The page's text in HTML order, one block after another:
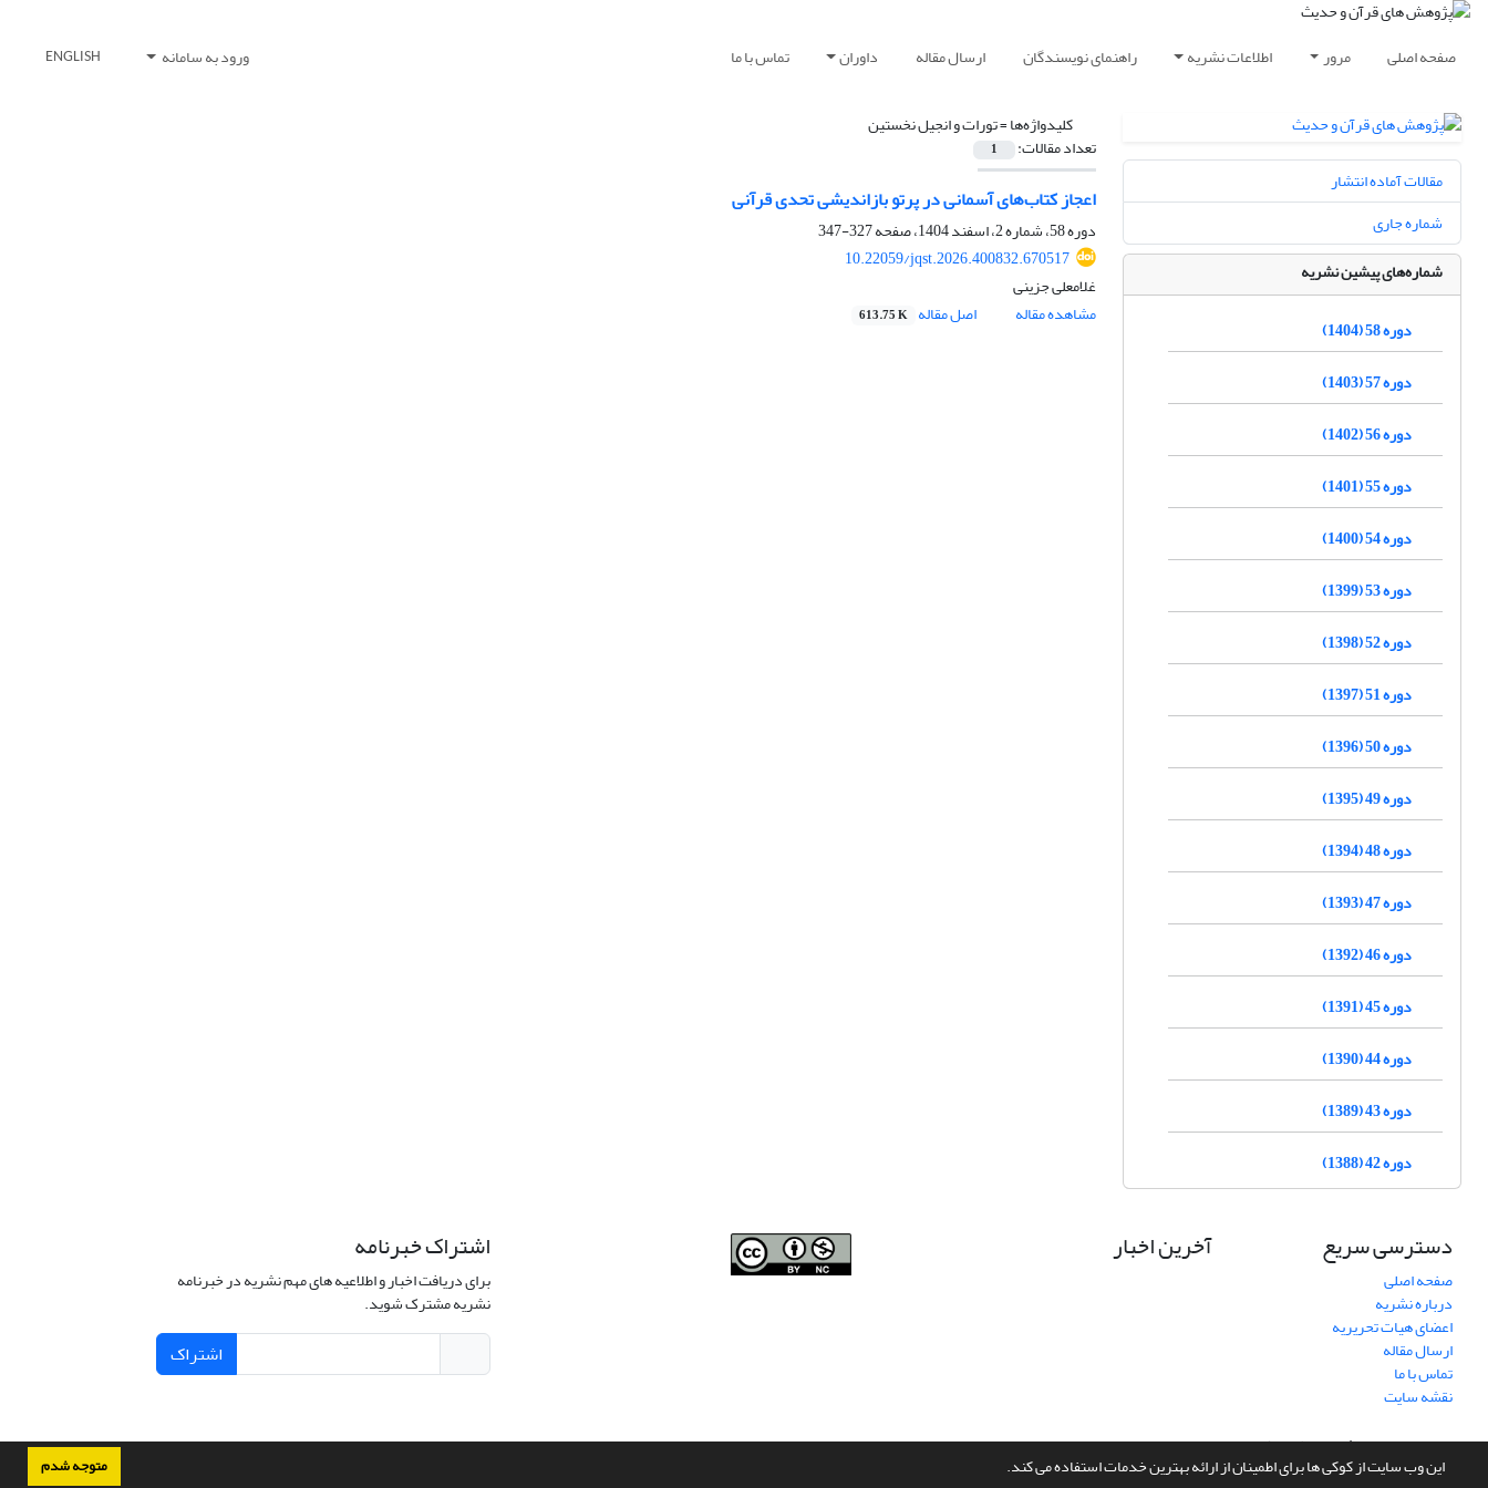
این وب سایت از کوکی ها برای اطمینان از ارائه بهترین خدمات استفاده می کند. متوجه شدم
صفحه اصلی مرور اطلاعات نشریه راهنمای نویسندگان ارسال مقاله داوران تماس با ما ورود به سامانه ENGLISH
کلیدواژه‌ها =تورات و انجیل نخستین
تعداد مقالات: 1
اعجاز کتاب‌های آسمانی در پرتو بازاندیشی تحدی قرآنی‏
دوره 58، شماره 2، اسفند 1404، صفحه
327-347
10.22059/jqst.2026.400832.670517
غلامعلی جزینی
مشاهده مقاله
اصل مقاله 613.75 K
مقالات آماده انتشار
شماره جاری
شماره‌های پیشین نشریه
دوره 58 (1404)
دوره 57 (1403)
دوره 56 (1402)
دوره 55 (1401)
دوره 54 (1400)
دوره 53 (1399)
دوره 52 (1398)
دوره 51 (1397)
دوره 50 (1396)
دوره 49 (1395)
دوره 48 (1394)
دوره 47 (1393)
دوره 46 (1392)
دوره 45 (1391)
دوره 44 (1390)
دوره 43 (1389)
دوره 42 (1388)
دسترسی سریع
صفحه اصلی
درباره نشریه
اعضای هیات تحریریه
ارسال مقاله
تماس با ما
نقشه سایت
آخرین اخبار اشتراک خبرنامه
برای دریافت اخبار و اطلاعیه های مهم نشریه در خبرنامه
نشریه مشترک شوید.
اشتراک
سامانه مدیریت نشریات علمی.طراحی و پیاده سازی ازسیناوب